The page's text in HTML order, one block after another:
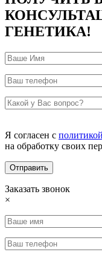
ГЕНЕТИКА!
Я согласен с
на обработку своих
Заказать звонок
×